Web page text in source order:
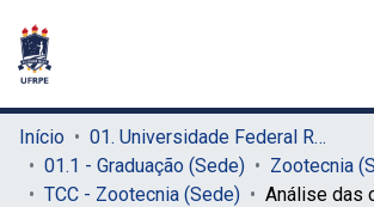
Início
01. Universidade Federal Rural de Pernambuco - UFRPE (Sede)
01.1 - Graduação (Sede)
Zootecnia
TCC - Zootecnia (Sede)